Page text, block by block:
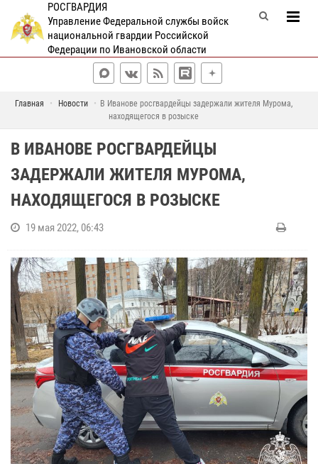
РОСГВАРДИЯ
Управление Федеральной службы войск
национальной гвардии Российской
Федерации по Ивановской области
Главная Новости
В Иванове росгвардейцы задержали жителя Мурома,
находящегося в розыске
В ИВАНОВЕ РОСГВАРДЕЙЦЫ
ЗАДЕРЖАЛИ ЖИТЕЛЯ МУРОМА,
НАХОДЯЩЕГОСЯ В РОЗЫСКЕ
19 мая 2022, 06:43